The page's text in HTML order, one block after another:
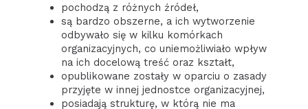
pochodzą z różnych źródeł,
są bardzo obszerne, a ich wytworzenie
odbywało się w kilku komórkach
organizacyjnych, co uniemożliwiało wpływ
na ich docelową treść oraz kształt,
opublikowane zostały w oparciu o zasady
przyjęte w innej jednostce organizacyjnej,
posiadają strukturę, w którą nie ma